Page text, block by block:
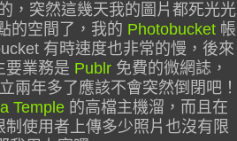
，突然這幾天我的圖片都死光光
的空間了，我的 Photobucket帳
有時速度也非常的慢，後來
要業務是 Publr免費的微網誌，
兩年多了應該不會突然倒閉吧！
Temple的高檔主機溜，而且在
使用者上傳多少照片也沒有限